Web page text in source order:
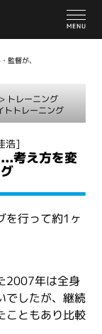
監督が、
> トレーニング
トトレーニング
浩]
考え方を変
を行って約1ヶ
2007年は全身
でしたが、継続
こともあり比較